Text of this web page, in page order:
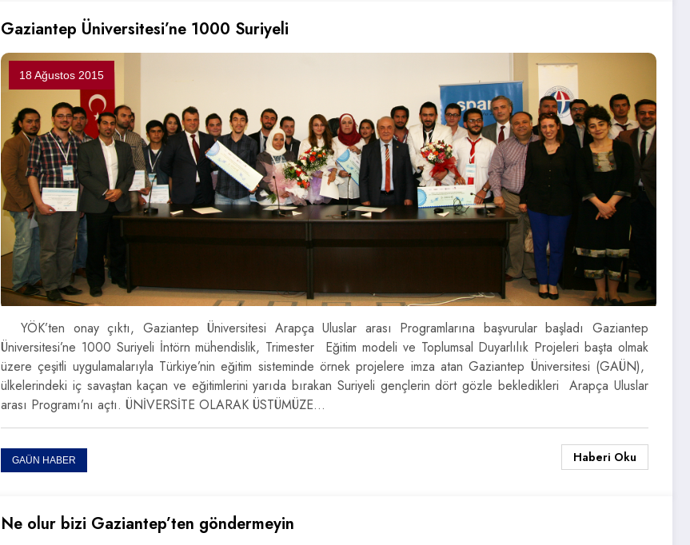
Gaziantep Üniversitesi’ne 1000 Suriyeli
18 Ağustos 2015
YÖK’ten onay çıktı, Gaziantep Üniversitesi Arapça Uluslar arası Programlarına başvurular başladı Gaziantep
Üniversitesi’ne 1000 Suriyeli İntörn mühendislik, Trimester Eğitim modeli ve Toplumsal Duyarlılık Projeleri başta olmak
üzere çeşitli uygulamalarıyla Türkiye’nin eğitim sisteminde örnek projelere imza atan Gaziantep Üniversitesi (GAÜN),
ülkelerindeki iç savaştan kaçan ve eğitimlerini yarıda bırakan Suriyeli gençlerin dört gözle bekledikleri Arapça Uluslar
arası Programı’nı açtı. ÜNİVERSİTE OLARAK ÜSTÜMÜZE…
GAÜN HABER Haberi Oku
Ne olur bizi Gaziantep’ten göndermeyin